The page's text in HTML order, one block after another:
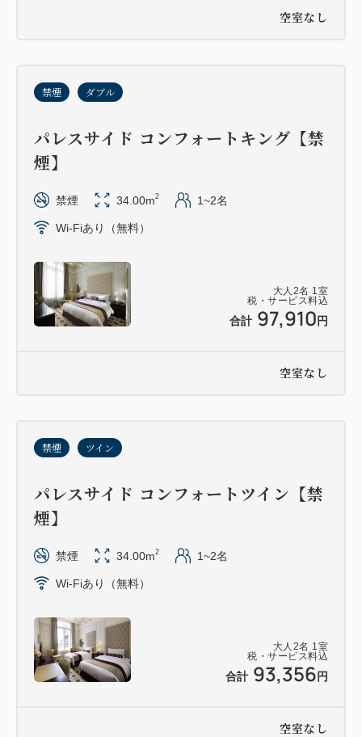
空室なし
大人 2名 1 室
税・サービス料込
合計 97,910 円
禁煙 ダブル
パレスサイド コンフォートキング【禁
煙】
禁煙 34.00m2 1~2名
Wi-Fiあり（無料）
空室なし
大人 2名 1 室
税・サービス料込
合計 93,356 円
禁煙 ツイン
パレスサイド コンフォートツイン【禁
煙】
禁煙 34.00m2 1~2名
Wi-Fiあり（無料）
空室なし